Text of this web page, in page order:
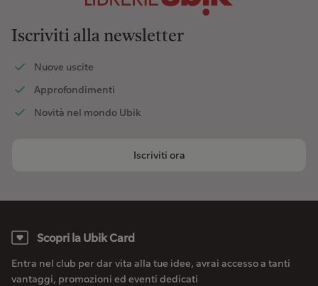
Iscriviti alla newsletter
Nuove uscite
Approfondimenti
Novità nel mondo Ubik
Iscriviti ora
Scopri la Ubik Card
Entra nel club per dar vita alla tue idee, avrai accesso a tanti
vantaggi, promozioni ed eventi dedicati